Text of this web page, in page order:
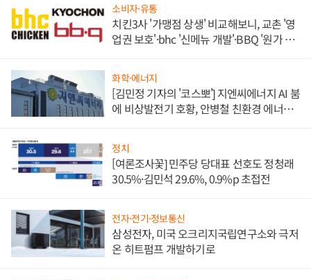
소비자·유통
치킨3사 '가맹점 상생' 비교해보니, 교촌 '영
업권 보호'·bhc '신메뉴 개발'·BBQ '원가 부
화학·에너지
[김민정 기자의 '코스뽀'] 지엔씨에너지 AI 붐
에 비상발전기 호황, 안병철 친환경 에너지
정치
[여론조사꽃] 민주당 당대표 선호도 정청래
30.5%·김민석 29.6%, 0.9%p 초접전
전자·전기·정보통신
삼성전자, 미국 오크리지국립연구소와 극저
온 히트펌프 개발하기로